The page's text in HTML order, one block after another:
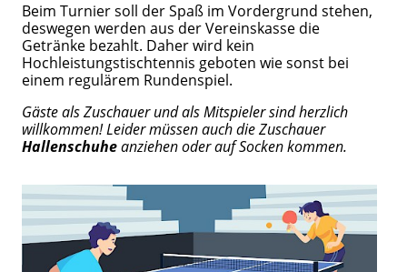
Beim Turnier soll der Spaß im Vordergrund stehen,
deswegen werden aus der Vereinskasse die
Getränke bezahlt. Daher wird kein
Hochleistungstischtennis geboten wie sonst bei
einem regulärem Rundenspiel.
Gäste als Zuschauer und als Mitspieler sind herzlich
willkommen! Leider müssen auch die Zuschauer
Hallenschuheanziehen oder auf Socken kommen.